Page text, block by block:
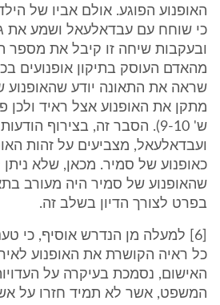
האופנוע הפוגע. אולם אביו של
כי שוחח עם עבדאלעאל ושמע את
ובעקבות שיחה זו קיבל את מספר
מהאדם העוסק בתיקון אופנועים
שראה את התאונה יודע שהאופנוע
ש' 9-10). הסבר זה, בצירוף
ועבדאלעאל, מצביעים על זהות
כאופנוע של סמיר. מכאן, שלא
שהאופנוע של סמיר היה מעורב
בפרט לצורך הדיון בשלב זה.
[6] למעלה מן הנדרש אוסיף, כי
כל ראיה הקושרת את האופנוע
האישום, נסמכת בעיקרה על
המשפט, אשר לא תמיד חזרו על